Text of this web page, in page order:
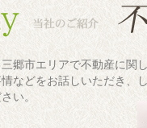
郷市エリアで不動産に関
などをお話しいただき、
い。